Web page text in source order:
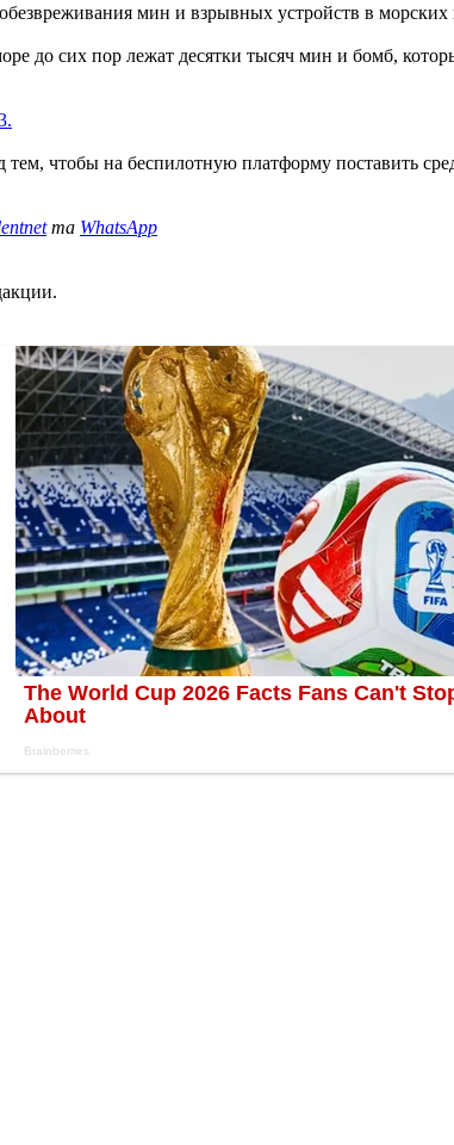
мин и взрывных устройств в морских
до сих пор лежат десятки тысяч мин и бомб,
тем, чтобы на беспилотную платформу поставить
та WhatsApp